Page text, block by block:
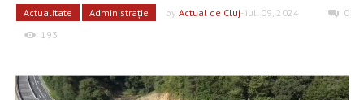
Actualitate Administrație byActual de Cluj- iul. 09, 2024
0
193